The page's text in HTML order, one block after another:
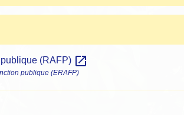
(RAFP) open_in_new
publique (ERAFP)